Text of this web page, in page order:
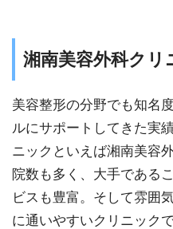
湘南美容外科クリ
美容整形の分野でも知名
ルにサポートしてきた実
ニックといえば湘南美容
院数も多く、大手である
ビスも豊富。そして雰囲
に通いやすいクリニック